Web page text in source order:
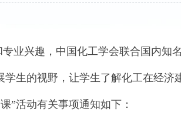
兴趣，中国化工学会联合国内知
生的视野，让学生了解化工在经济
”活动有关事项通知如下：